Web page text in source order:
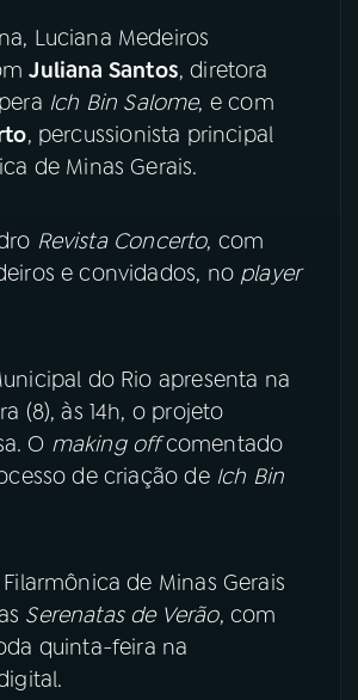
MEC
Facebook
X
Luciana Medeiros
Juliana Santos, diretora
Ich Bin Salome, e com
, percussionista principal
de Minas Gerais.
Revista Concerto, com
e convidados, noplayer
do Rio apresenta na
(8), às 14h, o projeto
O making offcomentado
de criação de Ich Bin
de Minas Gerais
Serenatas de Verão, com
quinta-feira na